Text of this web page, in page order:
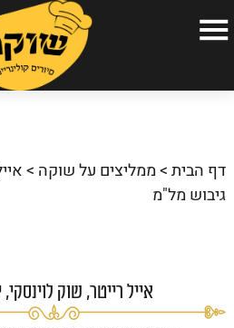
אודות
שאלות
דף הבית>ממליצים על שוקה >
גיבוש מל"מ
אייל רייטר, שוק